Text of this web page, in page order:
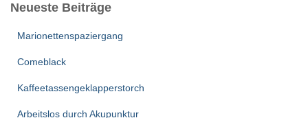
Neueste Beiträge
Marionettenspaziergang
Comeblack
Kaffeetassengeklapperstorch
Arbeitslos durch Akupunktur